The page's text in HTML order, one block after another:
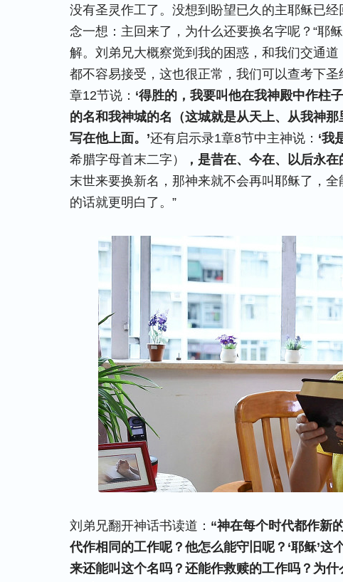
没有圣灵作工了。没想到盼望已久的主耶稣已
念一想：主回来了，为什么还要换名字呢？“耶
解。刘弟兄大概察觉到我的困惑，和我们交通
都不容易接受，这也很正常，我们可以查考下圣
章12节说： ‘得胜的，我要叫他在我神殿中作柱
的名和我神城的名（这城就是从天上、从我神
写在他上面。’还有启示录1章8节中主神说： ‘我
希腊字母首末二字）
，是昔在、今在、以后永在
末世来要换新名，那神来就不会再叫耶稣了，
的话就更明白了。”
刘弟兄翻开神话书读道： “神在每个时代都作新
代作相同的工作呢？他怎么能守旧呢？‘耶稣’
来还能叫这个名吗？还能作救赎的工作吗？为